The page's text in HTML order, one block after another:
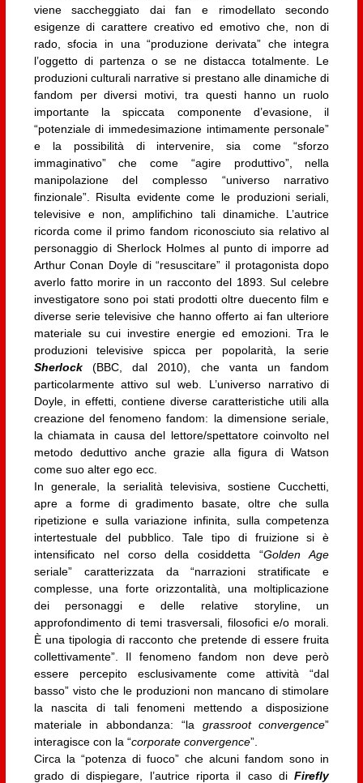
viene saccheggiato dai fan e rimodellato secondo
esigenze di carattere creativo ed emotivo che, non di
rado, sfocia in una “produzione derivata” che integra
l’oggetto di partenza o se ne distacca totalmente. Le
produzioni culturali narrative si prestano alle dinamiche di
fandom per diversi motivi, tra questi hanno un ruolo
importante la spiccata componente d’evasione, il
“potenziale di immedesimazione intimamente personale”
e la possibilità di intervenire, sia come “sforzo
immaginativo” che come “agire produttivo”, nella
manipolazione del complesso “universo narrativo
finzionale”. Risulta evidente come le produzioni seriali,
televisive e non, amplifichino tali dinamiche. L’autrice
ricorda come il primo fandom riconosciuto sia relativo al
personaggio di Sherlock Holmes al punto di imporre ad
Arthur Conan Doyle di “resuscitare” il protagonista dopo
averlo fatto morire in un racconto del 1893. Sul celebre
investigatore sono poi stati prodotti oltre duecento film e
diverse serie televisive che hanno offerto ai fan ulteriore
materiale su cui investire energie ed emozioni. Tra le
produzioni televisive spicca per popolarità, la serie
Sherlock
(BBC, dal 2010), che vanta un fandom
particolarmente attivo sul web. L’universo narrativo di
Doyle, in effetti, contiene diverse caratteristiche utili alla
creazione del fenomeno fandom: la dimensione seriale,
la chiamata in causa del lettore/spettatore coinvolto nel
metodo deduttivo anche grazie alla figura di Watson
come suo alter ego ecc.
In generale, la serialità televisiva, sostiene Cucchetti,
apre a forme di gradimento basate, oltre che sulla
ripetizione e sulla variazione infinita, sulla competenza
intertestuale del pubblico. Tale tipo di fruizione si è
intensificato nel corso della cosiddetta “Golden Age
seriale” caratterizzata da “narrazioni stratificate e
complesse, una forte orizzontalità, una moltiplicazione
dei personaggi e delle relative storyline, un
approfondimento di temi trasversali, filosofici e/o morali.
È una tipologia di racconto che pretende di essere fruita
collettivamente”. Il fenomeno fandom non deve però
essere percepito esclusivamente come attività “dal
basso” visto che le produzioni non mancano di stimolare
la nascita di tali fenomeni mettendo a disposizione
materiale in abbondanza: “la grassroot convergence”
interagisce con la “corporate convergence”.
Circa la “potenza di fuoco” che alcuni fandom sono in
grado di dispiegare, l’autrice riporta il caso diFirefly